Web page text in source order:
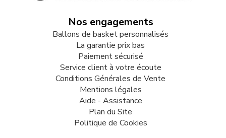
Nos engagements
Ballons de basket personnalisés
La garantie prix bas
Paiement sécurisé
Service client à votre écoute
Conditions Générales de Vente
Mentions légales
Aide - Assistance
Plan du Site
Politique de Cookies